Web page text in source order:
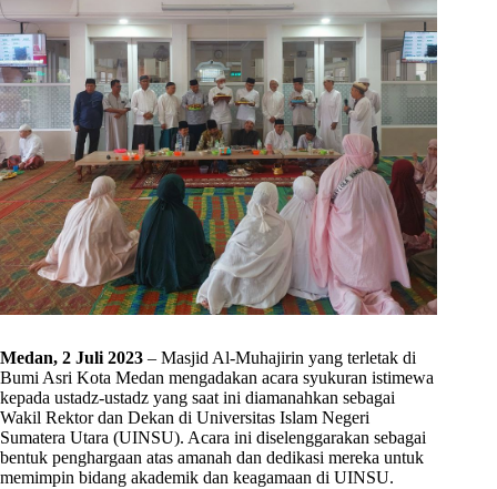
Medan, 2 Juli 2023 – Masjid Al-Muhajirin yang terletak di
Bumi Asri Kota Medan mengadakan acara syukuran istimewa
kepada ustadz-ustadz yang saat ini diamanahkan sebagai
Wakil Rektor dan Dekan di Universitas Islam Negeri
Sumatera Utara (UINSU). Acara ini diselenggarakan sebagai
bentuk penghargaan atas amanah dan dedikasi mereka untuk
memimpin bidang akademik dan keagamaan di UINSU.